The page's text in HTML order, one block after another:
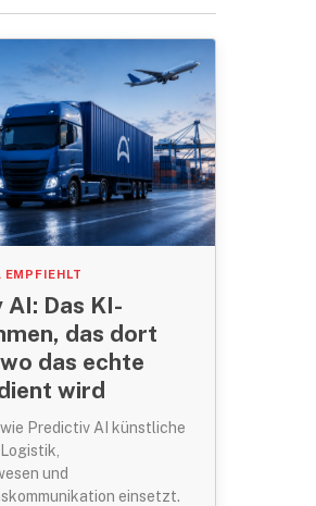
Das KI-
das dort
das echte
wird
Predictiv AI künstliche
und
einsetzt.